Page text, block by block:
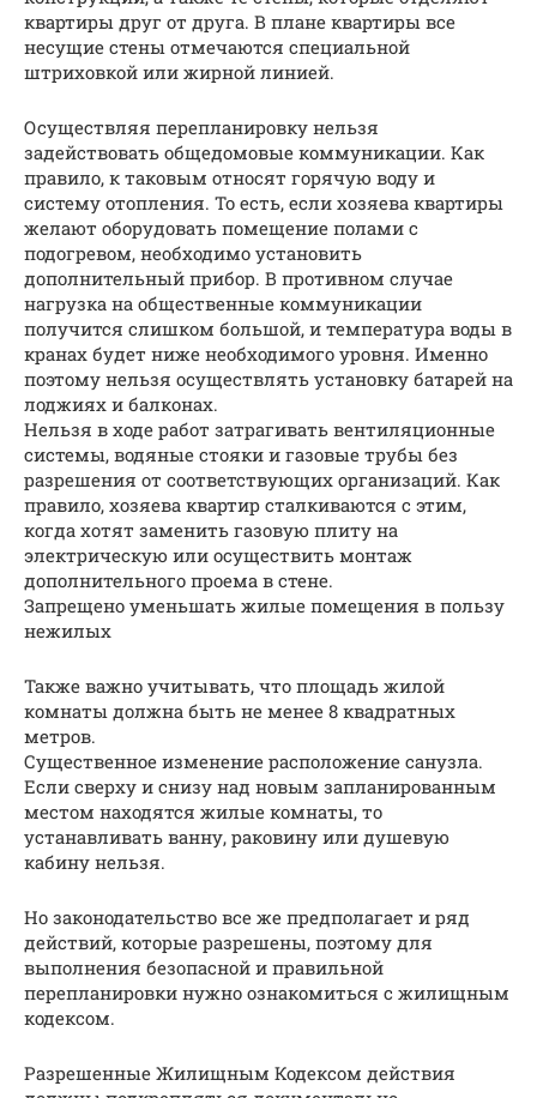
квартиры друг от друга. В плане квартиры все
несущие стены отмечаются специальной
штриховкой или жирной линией.
Осуществляя перепланировку нельзя
задействовать общедомовые коммуникации. Как
правило, к таковым относят горячую воду и
систему отопления. То есть, если хозяева квартиры
желают оборудовать помещение полами с
подогревом, необходимо установить
дополнительный прибор. В противном случае
нагрузка на общественные коммуникации
получится слишком большой, и температура воды в
кранах будет ниже необходимого уровня. Именно
поэтому нельзя осуществлять установку батарей на
лоджиях и балконах.
Нельзя в ходе работ затрагивать вентиляционные
системы, водяные стояки и газовые трубы без
разрешения от соответствующих организаций. Как
правило, хозяева квартир сталкиваются с этим,
когда хотят заменить газовую плиту на
электрическую или осуществить монтаж
дополнительного проема в стене.
Запрещено уменьшать жилые помещения в пользу
нежилых
Также важно учитывать, что площадь жилой
комнаты должна быть не менее 8 квадратных
метров.
Существенное изменение расположение санузла.
Если сверху и снизу над новым запланированным
местом находятся жилые комнаты, то
устанавливать ванну, раковину или душевую
кабину нельзя.
Но законодательство все же предполагает и ряд
действий, которые разрешены, поэтому для
выполнения безопасной и правильной
перепланировки нужно ознакомиться с жилищным
кодексом.
Разрешенные Жилищным Кодексом действия